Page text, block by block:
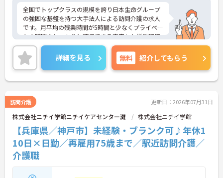
全国でトップクラスの規模を誇り日本生命グループ
の強固な基盤を持つ大手法人による訪問介護の求人
です。月平均の残業時間が5時間と少なくプライベー
トの時間をしっかりと確保できる充実した労働環境
が整っています。入社後6ヶ月間は専属のOJT担当者
が付き丁寧な指導や面談を通じたフォローを行うた
め新しい環境への適応もスムーズに進みます。また
産休や育休の取得実績が豊富で子ども手当の支給や
くるみんマークの取得など子育てとの両立を強力に
度や職種間のジョブローテーション制度も整備され
ており有資格者としての専門性を磨きながら中長期
的なキャリアアップを描けます。年齢による一律の
給与減額やキャリア上限を撤廃し定年65歳から75歳
までの再雇用制度を設けているため幅広い世代のス
タッフがそれぞれの強みを活かして長く活躍できる
魅力的な職場です。
詳細を見る 無料 紹介してもらう
訪問介護 更新日：2026年07月31日
株式会社ニチイ学館ニチイケアセンター灘 株式会社ニチイ学館
【兵庫県／神戸市】未経験・ブランク可♪年休1
10日×日勤／再雇用75歳まで／駅近訪問介護／
介護職